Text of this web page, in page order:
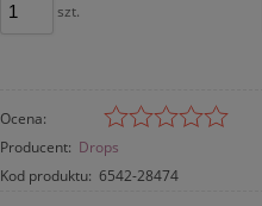
szt.
Ocena:
Producent: Drops
Kod produktu: 6542-28474